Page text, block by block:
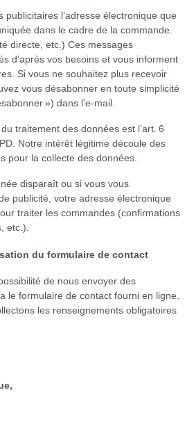
publicitaires l’adresse électronique que
dans le cadre de la commande.
directe, etc.) Ces messages
d’après vos besoins et vous informent
Si vous ne souhaitez plus recevoir
vous désabonner en toute simplicité
») dans l’e-mail.
traitement des données est l’art. 6
Notre intérêt légitime découle des
pour la collecte des données.
disparaît ou si vous vous
publicité, votre adresse électronique
traiter les commandes (confirmations
etc.).
du formulaire de contact
de nous envoyer des
le formulaire de contact fourni en ligne.
les renseignements obligatoires